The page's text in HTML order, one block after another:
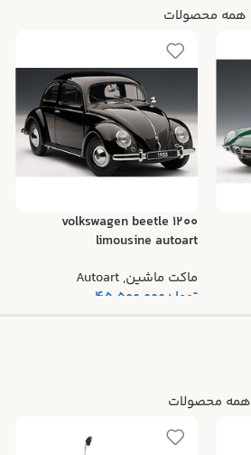
همه محصولات
volkswagen beetle 1200
limousine autoart
ماکت ماشین,
Autoart
تومان 45.500.000
همه محصولات